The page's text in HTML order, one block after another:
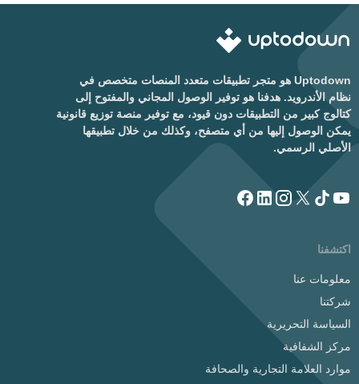
Uptodown هو متجر تطبيقات متعدد المنصات متخصص في
نظام الأندرويد. هدفنا هو توفير الوصول المجاني والمفتوح إلى
كتالوج كبير من التطبيقات دون قيود، مع توفير منصة توزيع قانونية
يمكن الوصول إليها من أي متصفح، وكذلك من خلال تطبيقها
الأصلي الرسمي.
اكتشفنا
معلومات عنا
شركتنا
السياسة التحريرية
مركز الشفافية
موارد العلامة التجارية والصحافة